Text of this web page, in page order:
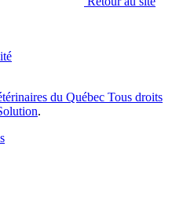
du Québec Tous droits
.